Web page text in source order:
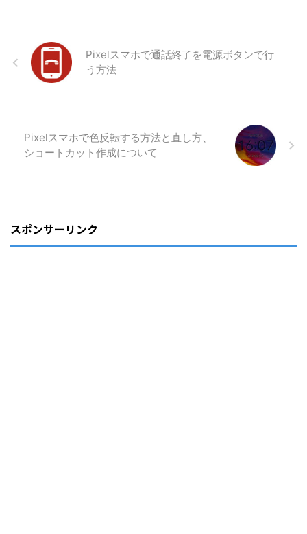
Pixelスマホで通話終了を電源ボタンで行
う方法
Pixelスマホで色反転する方法と直し方、
ショートカット作成について
スポンサーリンク